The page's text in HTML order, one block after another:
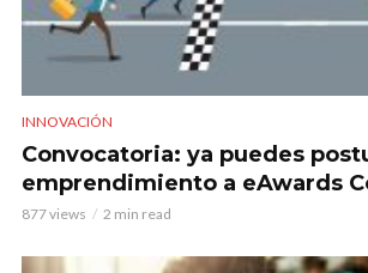
INNOVACIÓN
Convocatoria: ya puedes
emprendimiento a eAwards
877 views 2 min read